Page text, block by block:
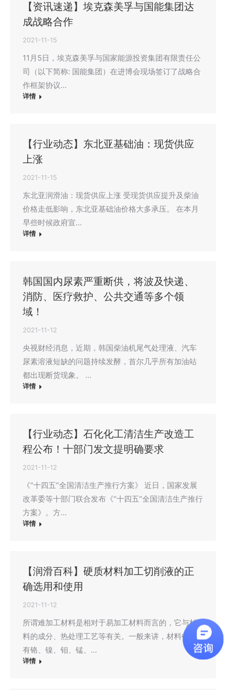
【资讯速递】埃克森美孚与国能集团达
成战略合作
2021-11-15
11月5日，埃克森美孚与国家能源投资集团有限责任公
司（以下简称: 国能集团）在进博会现场签订了战略合
作框架协议…
详情
【行业动态】东北亚基础油：现货供应
上涨
2021-11-15
东北亚润滑油：现货供应上涨 受现货供应提升及柴油
价格走低影响，东北亚基础油价格大多承压。 在本月
早些时候政府宣…
详情
韩国国内尿素严重断供，将波及快递、
消防、医疗救护、公共交通等多个领
域！
2021-11-12
央视财经消息，近期，韩国柴油机尾气处理液、汽车
尿素溶液短缺的问题持续发酵，首尔几乎所有加油站
都出现断货现象。 …
详情
【行业动态】石化化工清洁生产改造工
程公布！十部门发文提明确要求
2021-11-12
《“十四五”全国清洁生产推行方案》 近日，国家发展
改革委等十部门联合发布《“十四五”全国清洁生产推行
方案》。方…
详情
【润滑百科】硬质材料加工切削液的正
确选用和使用
2021-11-12
所谓难加工材料是相对于易加工材料而言的，它与材
料的成分、热处理工艺等有关。一般来讲，材料中含
有铬、镍、钼、锰、…
详情